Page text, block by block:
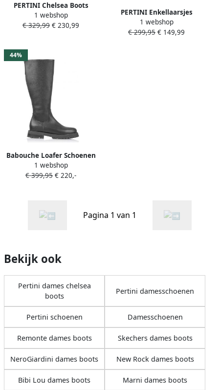
PERTINI Chelsea Boots
Dames 33063 Maat: 37
Materiaal: Suède Kleur:
1 webshop
€ 329,99 € 230,99
PERTINI Enkellaarsjes
Dames 32068 Maat: 37 5
Materiaal: Suède Kleur:
1 webshop
€ 299,95 € 149,99
44%
Babouche Loafer Schoenen
Beige Dames
1 webshop
€ 399,95 € 220,-
Pagina 1 van 1
Bekijk ook
Pertini dames chelsea
boots
Pertini damesschoenen
Pertini schoenen Damesschoenen
Remonte dames boots Skechers dames boots
NeroGiardini dames boots New Rock dames boots
Bibi Lou dames boots Marni dames boots